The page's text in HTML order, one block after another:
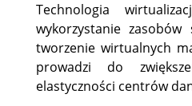
Technologia
wykorzystanie zasobów
tworzenie wirtualnych
prowadzi do
elastyczności centrów